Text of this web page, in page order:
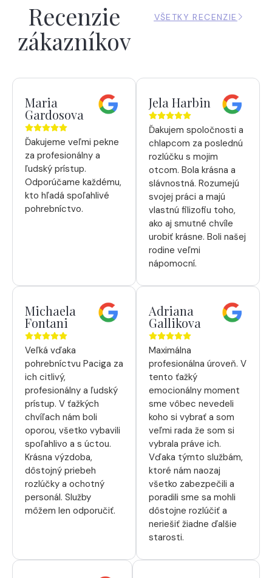
Recenzie
zákazníkov
VŠETKY RECENZIE
Maria
Gardosova
Ďakujeme veľmi pekne
za profesionálny a
ľudský prístup.
Odporúčame každému,
kto hľadá spoľahlivé
pohrebníctvo.
Jela Harbin
Ďakujem spoločnosti a
chlapcom za poslednú
rozlúčku s mojim
otcom. Bola krásna a
slávnostná. Rozumejú
svojej práci a majú
vlastnú filizofiu toho,
ako aj smutné chvíle
urobiť krásne. Boli našej
rodine veľmi
nápomocní.
Michaela
Fontani
Veľká vďaka
pohrebníctvu Paciga za
ich citlivý,
profesionálny a ľudský
prístup. V ťažkých
chvíľach nám boli
oporou, všetko vybavili
spoľahlivo a s úctou.
Krásna výzdoba,
dôstojný priebeh
rozlúčky a ochotný
personál. Služby
môžem len odporučiť.
Adriana
Gallikova
Maximálna
profesionálna úroveň. V
tento ťažký
emocionálny moment
sme vôbec nevedeli
koho si vybrať a som
veľmi rada že som si
vybrala práve ich.
Vďaka týmto službám,
ktoré nám naozaj
všetko zabezpečili a
poradili sme sa mohli
dôstojne rozlúčiť a
neriešiť žiadne ďalšie
starosti.